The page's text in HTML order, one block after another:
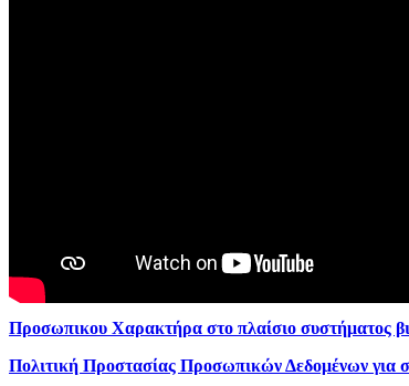
Προσωπικου Χαρακτήρα στο πλαίσιο συστήματος
Πολιτική Προστασίας Προσωπικών Δεδομένων για